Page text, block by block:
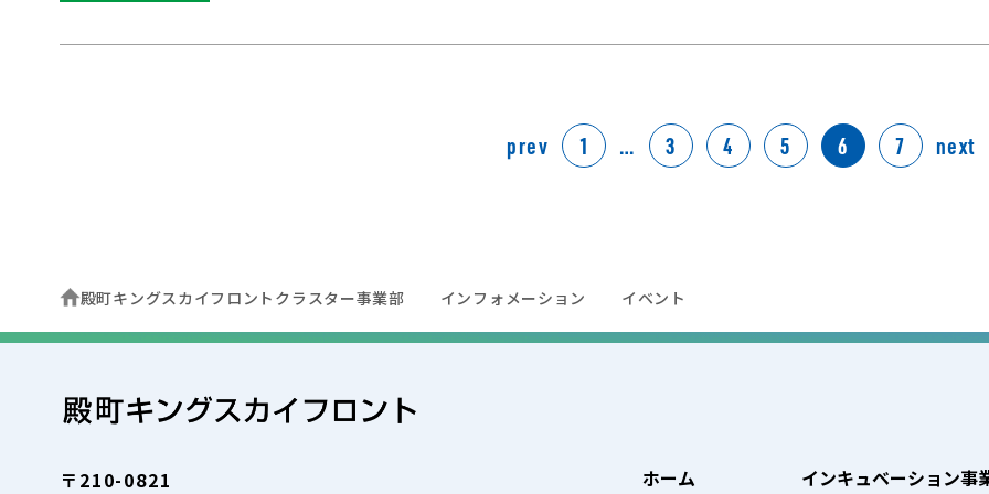
prev 1 … 3 4 5 6 7 next
殿町キングスカイフロントクラスター事業部 インフォメーション イベント
〒210-0821
ホーム インキュベーション事